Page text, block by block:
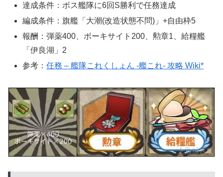
達成条件：ボス艦隊に6回S勝利で任務達成
編成条件：旗艦「大潮(改造状態不問)」+自由枠5
報酬：弾薬400、ボーキサイト200、勲章1、給糧艦
「伊良湖」2
参考：任務 – 艦隊これくしょん -艦これ- 攻略 Wiki*